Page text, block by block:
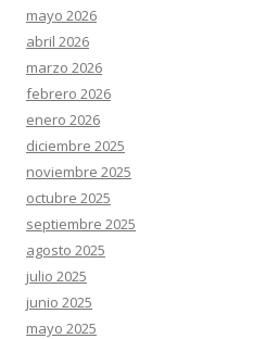
mayo 2026
abril 2026
marzo 2026
febrero 2026
enero 2026
diciembre 2025
noviembre 2025
octubre 2025
septiembre 2025
agosto 2025
julio 2025
junio 2025
mayo 2025